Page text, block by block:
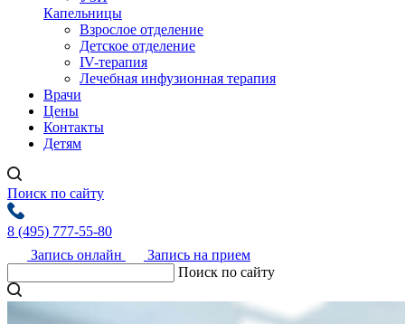
Капельницы
Взрослое отделение
Детское отделение
IV-терапия
Лечебная инфузионная терапия
Врачи
Цены
Контакты
Детям
Поиск по сайту
8 (495) 777-55-80
Запись онлайн
Запись на прием
Поиск по сайту